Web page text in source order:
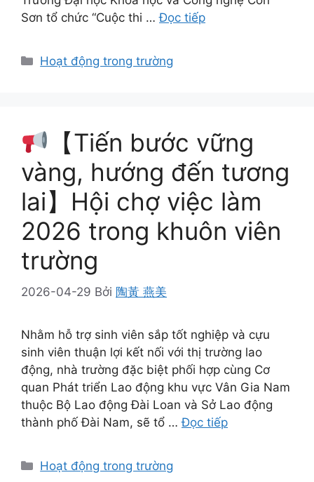
Sơn tổ chức “Cuộc thi …Đọc tiếp
Danh
Hoạt động trong trường
【Tiến bước vững
vàng, hướng đến tương
lai】Hội chợ việc làm
2026 trong khuôn viên
trường
2026-04-29 Bởi 陶黃 燕美
Nhằm hỗ trợ sinh viên sắp tốt nghiệp và cựu
sinh viên thuận lợi kết nối với thị trường lao
động, nhà trường đặc biệt phối hợp cùng Cơ
quan Phát triển Lao động khu vực Vân Gia Nam
thuộc Bộ Lao động Đài Loan và Sở Lao động
thành phố Đài Nam, sẽ tổ …Đọc tiếp
Danh
Hoạt động trong trường